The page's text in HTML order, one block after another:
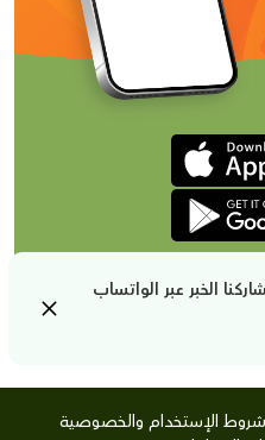
الخبر عبر الواتساب
شروط الإستخدام والخصوصية